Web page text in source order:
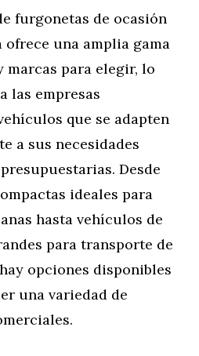
furgonetas de ocasión
ofrece una amplia gama
marcas para elegir, lo
las empresas
que se adapten
a sus necesidades
Desde
ideales para
hasta vehículos de
para transporte de
opciones disponibles
una variedad de